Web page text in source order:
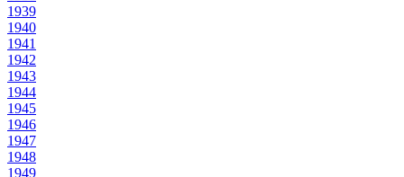
1939
1940
1941
1942
1943
1944
1945
1946
1947
1948
1949